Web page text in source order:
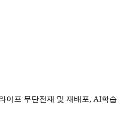
이프 무단전재 및 재배포, AI학습